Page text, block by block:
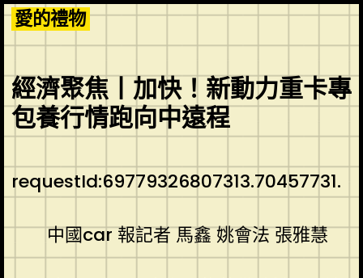
Skip
to
content
愛的禮物
經濟聚焦丨加快！新動力重卡專
包養行情跑向中遠程
requestId:69779326807313.70457731.
中國car 報記者 馬鑫 姚會法 張雅慧